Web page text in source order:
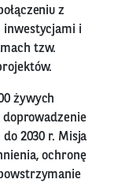
z
inwestycjami i
tzw.
żywych
2030 r. Misja
ochronę